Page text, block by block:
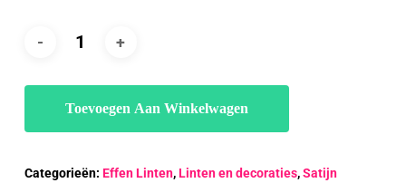
Toevoegen Aan Winkelwagen
Categorieën: Effen Linten,Linten en decoraties,Satijn